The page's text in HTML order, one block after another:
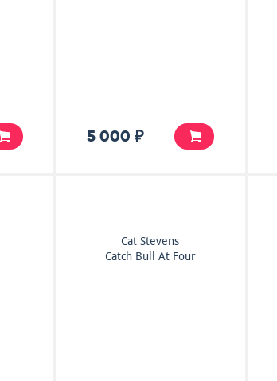
5 000 ₽
Cat Stevens
Catch Bull At Four